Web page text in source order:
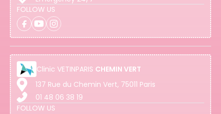
FOLLOW US
Clinic VETINPARIS CHEMIN VERT
137 Rue du Chemin Vert, 75011 Paris
01 48 06 38 19
FOLLOW US